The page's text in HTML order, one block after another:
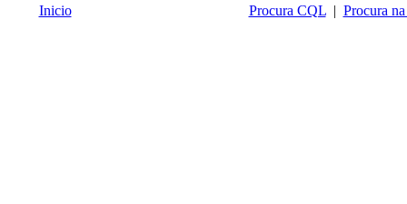
Inicio Procura CQL| Procura